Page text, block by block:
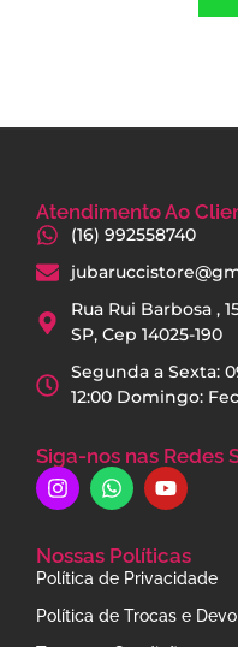
Atendimento Ao
(16) 992558740
Rua Rui Barbosa ,
SP, Cep 14025-190
Segunda a Sexta:
12:00 Domingo:
Siga-nos nas Redes
Nossas Políticas
Política de Privacidade
Política de Trocas e